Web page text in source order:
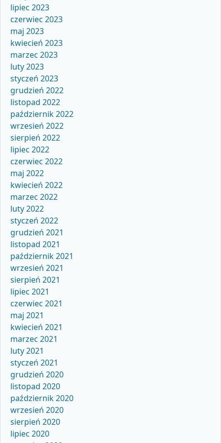
lipiec 2023
czerwiec 2023
maj 2023
kwiecień 2023
marzec 2023
luty 2023
styczeń 2023
grudzień 2022
listopad 2022
październik 2022
wrzesień 2022
sierpień 2022
lipiec 2022
czerwiec 2022
maj 2022
kwiecień 2022
marzec 2022
luty 2022
styczeń 2022
grudzień 2021
listopad 2021
październik 2021
wrzesień 2021
sierpień 2021
lipiec 2021
czerwiec 2021
maj 2021
kwiecień 2021
marzec 2021
luty 2021
styczeń 2021
grudzień 2020
listopad 2020
październik 2020
wrzesień 2020
sierpień 2020
lipiec 2020